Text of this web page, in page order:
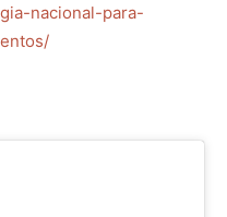
nacional-para-